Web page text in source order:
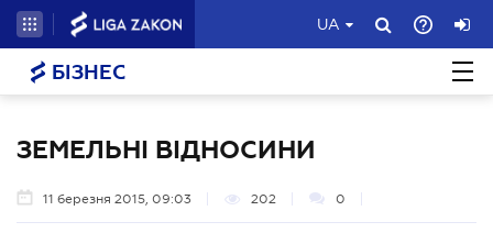
UA
БІЗНЕС
ЗЕМЕЛЬНІ ВІДНОСИНИ
11 березня 2015, 09:03 202 0